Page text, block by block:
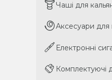
Чаші для
Аксесуари для
Електронні
Комплектуючі
Чаші для
Аксесуари для
Електронні
Комплектуючі